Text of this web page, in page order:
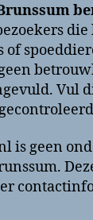
Vul
is geen